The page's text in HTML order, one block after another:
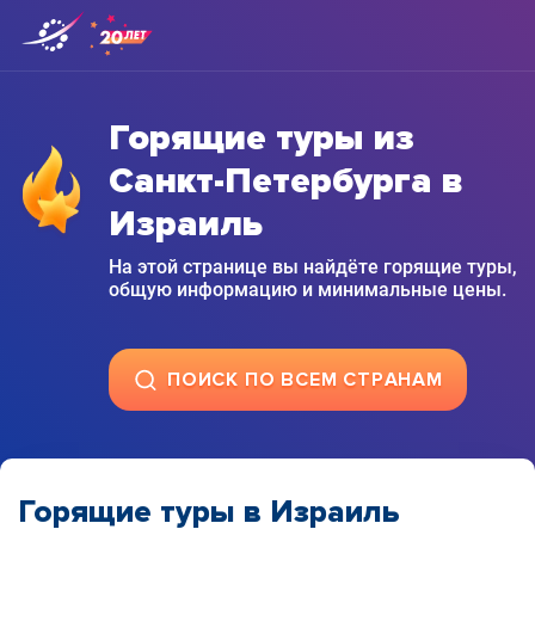
Горящие туры из
Санкт-Петербурга в
Израиль
На этой странице вы найдёте горящие туры,
общую информацию и минимальные цены.
ПОИСК ПО ВСЕМ СТРАНАМ
Горящие туры в Израиль